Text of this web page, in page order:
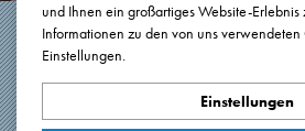
OX UND ESEL
Eine Art Krippenspiel von
und Ihnen ein großartiges Website-Erlebnis
Informationen zu den von uns
Einstellungen.
Einstellungen